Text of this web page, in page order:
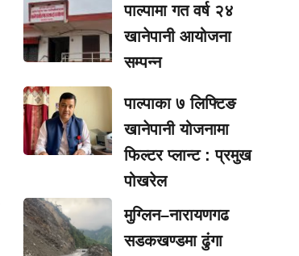
पाल्पामा गत वर्ष २४
खानेपानी आयोजना
सम्पन्न
पाल्पाका ७ लिफ्टिङ
खानेपानी योजनामा
फिल्टर प्लान्ट : प्रमुख
पोखरेल
मुग्लिन–नारायणगढ
सडकखण्डमा ढुंगा